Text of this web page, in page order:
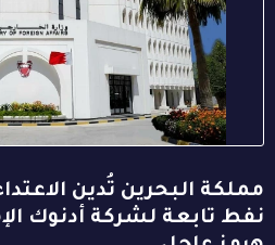
مملكة البحرين تُدين
نفط تابعة لشركة أدنوك